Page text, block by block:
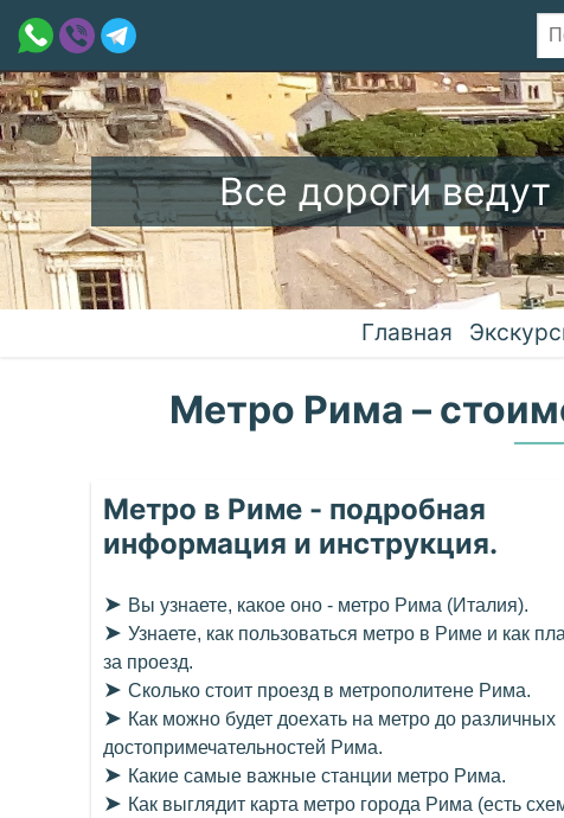
Все дороги
Главная
Метро Рима –
Метро в Риме - подробная
информация и инструкция.
➤ Вы узнаете, какое оно - метро Рима (Италия).
➤ Узнаете, как пользоваться метро в Риме и как
за проезд.
➤ Сколько стоит проезд в метрополитене Рима.
➤ Как можно будет доехать на метро до различных
достопримечательностей Рима.
➤ Какие самые важные станции метро Рима.
➤ Как выглядит карта метро города Рима (есть